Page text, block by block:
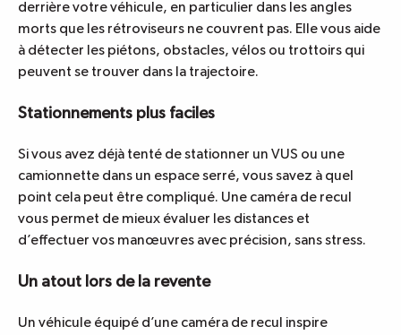
derrière votre véhicule, en particulier dans les angles
morts que les rétroviseurs ne couvrent pas. Elle vous aide
à détecter les piétons, obstacles, vélos ou trottoirs qui
peuvent se trouver dans la trajectoire.
Stationnements plus faciles
Si vous avez déjà tenté de stationner un VUS ou une
camionnette dans un espace serré, vous savez à quel
point cela peut être compliqué. Une caméra de recul
vous permet de mieux évaluer les distances et
d’effectuer vos manœuvres avec précision, sans stress.
Un atout lors de la revente
Un véhicule équipé d’une caméra de recul inspire